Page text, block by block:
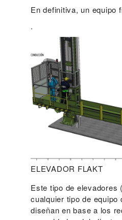
En definitiva, un equipo
.
ELEVADOR FLAKT
Este tipo de elevadores
cualquier tipo de equipo
diseñan en base a los